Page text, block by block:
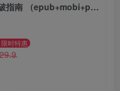
停止想太多：写给高敏者的职场突破指南 （epub+mobi+pdf）
限时特惠